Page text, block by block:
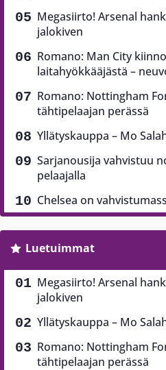
Megasiirto! Arsenal
jalokiven
Romano: Man City
laitahyökkääjästä –
Romano: Nottingham
tähtipelaajan perässä
Yllätyskauppa – Mo
Sarjanousija vahvistuu
pelaajalla
Chelsea on
Luetuimmat
Megasiirto! Arsenal
jalokiven
Yllätyskauppa – Mo
Romano: Nottingham
tähtipelaajan perässä